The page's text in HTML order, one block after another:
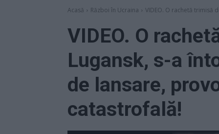
Acasă Război în Ucraina VIDEO. O rachetă trimisă
VIDEO. O
Lugansk, s-a
de lansare,
catastrofală!